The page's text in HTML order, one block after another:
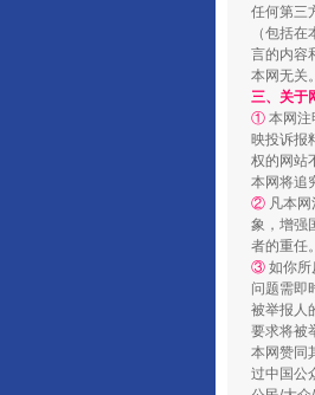
任何第三
（包括
言的内容
本网无关
三、关于
① 本网注
映投诉报
权的网站
本网将追
② 凡本
象，增强
者的重任。
③ 如你所
问题需即
被举报人
要求将被
本网赞同
过中国公